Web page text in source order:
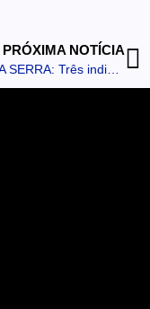
PRÓXIMA NOTÍCIA
MAUÁ DA SERRA: Três indivíduos invadem residência, quebram janela e fazem ameaças